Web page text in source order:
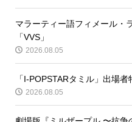
マラーティー語フィメール・
「VVS」
2026.08.05
「I-POPSTARタミル」出場
2026.08.05